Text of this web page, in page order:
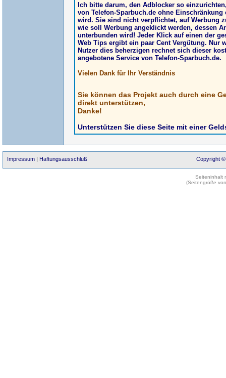
Ich bitte darum, den Adblocker so
von Telefon-Sparbuch.de ohne Einschränkung
wird. Sie sind nicht verpflichtet, auf Werbung
wie soll Werbung angeklickt werden, dessen
unterbunden wird! Jeder Klick auf einen der
Web Tips ergibt ein paar Cent Vergütung. Nur
Nutzer dies beherzigen rechnet sich dieser
angebotene Service von Telefon-Sparbuch.de.
Vielen Dank für Ihr Verständnis
Sie können das Projekt auch durch eine
direkt unterstützen,
Danke!
Unterstützen Sie diese Seite mit einer
Impressum | Haftungsausschluß Copyright ©
Seiteninhalt
(Seitengröße